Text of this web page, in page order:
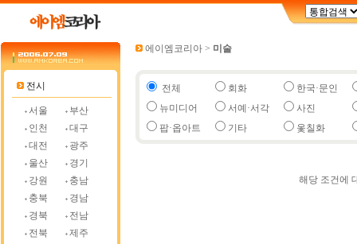
전시
서울
부산
인천
대구
대전
광주
울산
경기
강원
충남
충북
경남
경북
전남
전북
제주
에이엠코리아 > 미술
전체 회화
한국·문인
뉴미디어
서예·서각
사진
팝·옵아트
기타 옻칠화
해당 조건에